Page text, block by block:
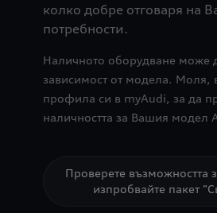
колко добре отговаря на
потребности.
Наличното оборудване може
зависимост от модела. Моля,
профила си в myAudi, за да
наличността за Вашия модел
Проверете възможността
изпробвайте пакет